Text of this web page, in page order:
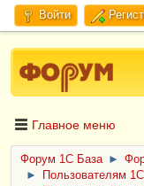
Войти
Главное меню
Форум 1C База ►
►
Пользователям